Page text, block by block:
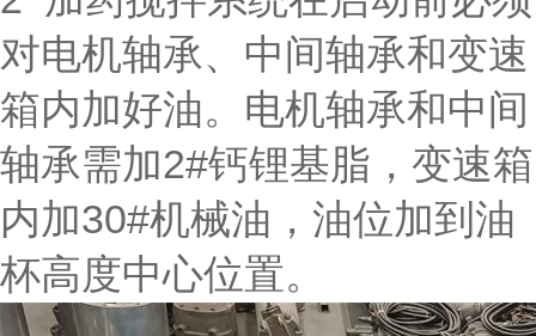
对电机轴承、中间轴承和变速
箱内加好油。电机轴承和中间
轴承需加2#钙锂基脂，变速箱
内加30#机械油，油位加到油
杯高度中心位置。